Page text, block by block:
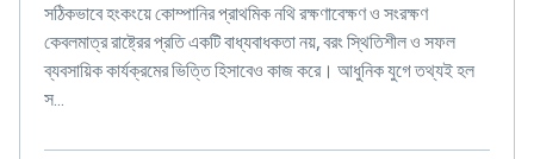
সঠিকভাবে হংকংয়ে কোম্পানির প্রাথমিক নথি রক্ষণাবেক্ষণ ও সংরক্ষণ
কেবলমাত্র রাষ্ট্রের প্রতি একটি বাধ্যবাধকতা নয়, বরং স্থিতিশীল ও সফল
ব্যবসায়িক কার্যক্রমের ভিত্তি হিসাবেও কাজ করে। আধুনিক যুগে তথ্যই হল
স...